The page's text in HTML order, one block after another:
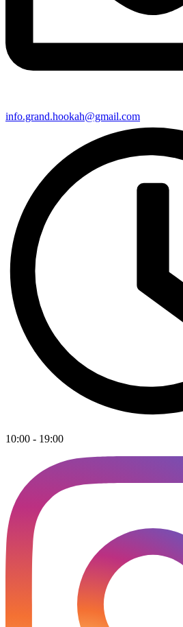
info.grand.hookah@gmail.com
10:00 - 19:00